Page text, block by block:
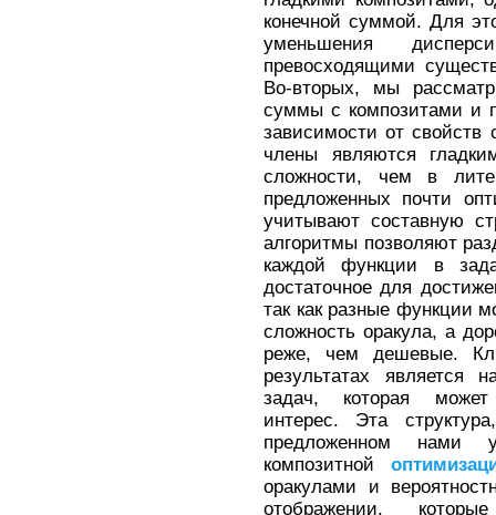
конечной суммой. Для
уменьшения
превосходящими
Во-вторых, мы
суммы с композитами и
зависимости от свойств
члены являются
сложности, чем в
предложенных почти
учитывают составную
алгоритмы позволяют
каждой функции в
достаточное для
так как разные функции
сложность оракула, а
реже, чем дешевые.
результатах
задач, которая может
интерес. Эта
предложенном нами
композитной
оракулами и
отображении,